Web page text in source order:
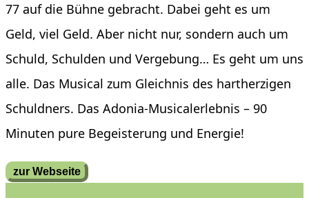
77 auf die Bühne gebracht. Dabei geht es um
Geld, viel Geld. Aber nicht nur, sondern auch um
Schuld, Schulden und Vergebung… Es geht um uns
alle. Das Musical zum Gleichnis des hartherzigen
Schuldners. Das Adonia-Musicalerlebnis – 90
Minuten pure Begeisterung und Energie!
zur Webseite